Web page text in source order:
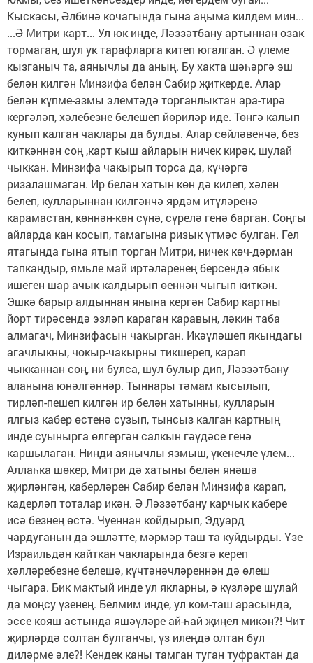
Кыскасы, Әлбинә кочагында гына аңыма килдем мин...
...Ә Митри карт... Ул юк инде, Ләззәтбану артыннан озак
тормаган, шул ук тарафларга китеп югалган. Ә үлеме
кызганыч та, аянычлы да аның. Бу хакта шәһәргә эш
белән килгән Минзифа белән Сабир җиткерде. Алар
белән күпме-азмы элемтәдә торганлыктан ара-тирә
кергәләп, хәлебезне белешеп йөриләр иде. Төнгә калып
кунып калган чаклары да булды. Алар сөйләвенчә, без
киткәннән соң ,карт кыш айларын ничек кирәк, шулай
чыккан. Минзифа чакырып торса да, күчәргә
ризалашмаган. Ир белән хатын көн дә килеп, хәлен
белеп, кулларыннан килгәнчә ярдәм итүләренә
карамастан, көннән-көн сүнә, сүрелә генә барган. Соңгы
айларда кан косып, тамагына ризык үтмәс булган. Гел
ятагында гына ятып торган Митри, ничек көч-дәрман
тапкандыр, ямьле май иртәләренең берсендә ябык
ишеген шар ачык калдырып өеннән чыгып киткән.
Эшкә барыр алдыннан янына кергән Сабир картны
йорт тирәсендә эзләп караган каравын, ләкин таба
алмагач, Минзифасын чакырган. Икәүләшеп якындагы
агачлыкны, чокыр-чакырны тикшереп, карап
чыкканнан соң, ни булса, шул булыр дип, Ләззәтбану
аланына юнәлгәннәр. Тыннары тәмам кысылып,
тирләп-пешеп килгән ир белән хатынны, кулларын
ялгыз кабер өстенә сузып, тынсыз калган картның
инде суынырга өлгергән салкын гәүдәсе генә
каршылаган. Нинди аянычлы язмыш, үкенечле үлем...
Аллаһка шөкер, Митри дә хатыны белән янәшә
җирләнгән, каберләрен Сабир белән Минзифа карап,
кадерләп тоталар икән. Ә Ләззәтбану карчык кабере
исә безнең өстә. Чуеннан койдырып, Эдуард
чардуганын да эшләтте, мәрмәр таш та куйдырды. Үзе
Израильдән кайткан чакларында безгә кереп
хәлләребезне белешә, күчтәнәчләреннән дә өлеш
чыгара. Бик мактый инде ул якларны, ә күзләре шулай
да моңсу үзенең. Белмим инде, ул ком-таш арасында,
эссе кояш астында яшәүләре ай-һай җиңел микән?! Чит
җирләрдә солтан булганчы, үз илеңдә олтан бул
диләрме әле?! Кендек каны тамган туган туфрактан да